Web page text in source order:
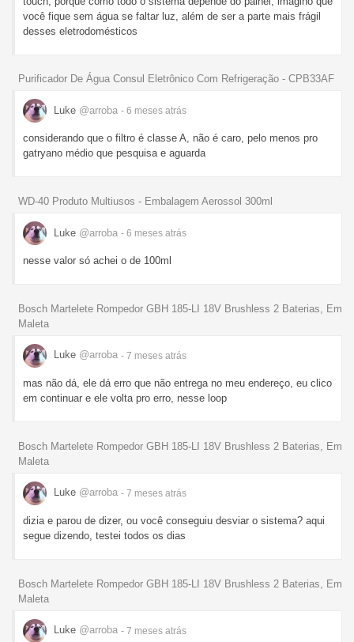
você fique sem água se faltar luz, além de ser a parte mais frágil
desses eletrodomésticos
Purificador De Água Consul Eletrônico Com Refrigeração - CPB33AF
Luke @arroba - 6 meses atrás
considerando que o filtro é classe A, não é caro, pelo menos pro
gatryano médio que pesquisa e aguarda
WD-40 Produto Multiusos - Embalagem Aerossol 300ml
Luke @arroba - 6 meses atrás
nesse valor só achei o de 100ml
Bosch Martelete Rompedor GBH 185-LI 18V Brushless 2 Baterias, Em
Maleta
Luke @arroba - 7 meses atrás
mas não dá, ele dá erro que não entrega no meu endereço, eu clico
em continuar e ele volta pro erro, nesse loop
Bosch Martelete Rompedor GBH 185-LI 18V Brushless 2 Baterias, Em
Maleta
Luke @arroba - 7 meses atrás
dizia e parou de dizer, ou você conseguiu desviar o sistema? aqui
segue dizendo, testei todos os dias
Bosch Martelete Rompedor GBH 185-LI 18V Brushless 2 Baterias, Em
Maleta
Luke @arroba - 7 meses atrás